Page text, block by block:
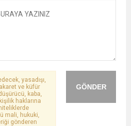
GÖNDER
yasadışı,
ve küfür
kaba,
haklarına
mali, hukuki,
gönderen